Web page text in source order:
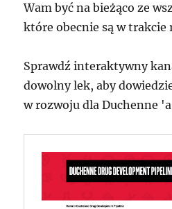
Wam być na bieżąco ze
które obecnie są w trakcie
Sprawdź interaktywny
dowolny lek, aby
w rozwoju dla Duchenne